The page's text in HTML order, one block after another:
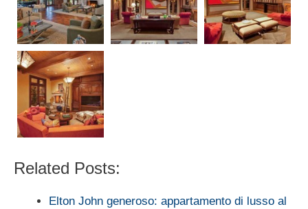
Related Posts:
Elton John generoso: appartamento di lusso al